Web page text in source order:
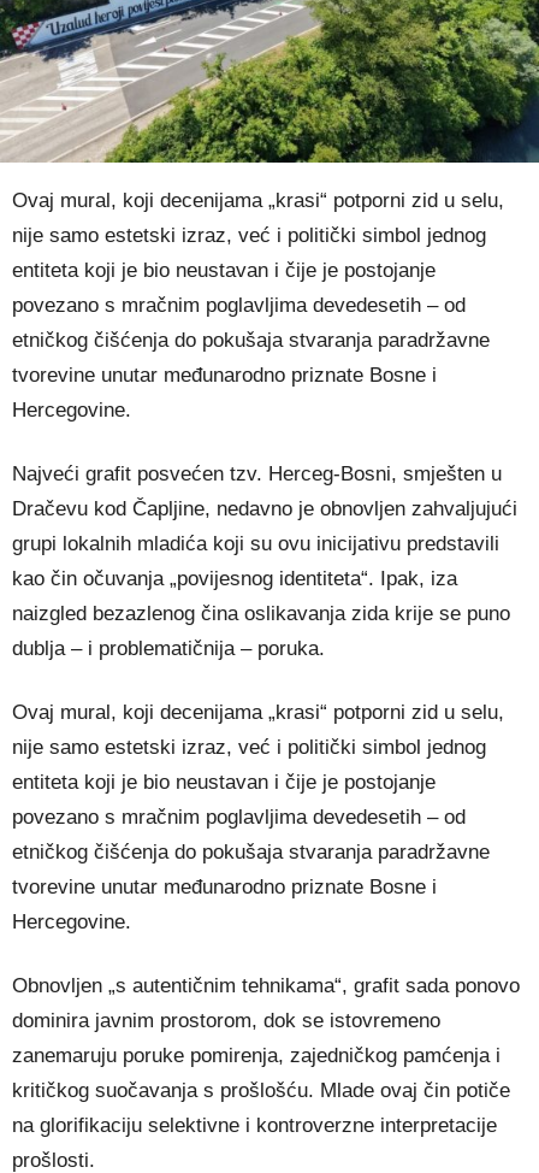
Ovaj mural, koji decenijama „krasi“ potporni zid u selu,
nije samo estetski izraz, već i politički simbol jednog
entiteta koji je bio neustavan i čije je postojanje
povezano s mračnim poglavljima devedesetih – od
etničkog čišćenja do pokušaja stvaranja paradržavne
tvorevine unutar međunarodno priznate Bosne i
Hercegovine.
Najveći grafit posvećen tzv. Herceg-Bosni, smješten u
Dračevu kod Čapljine, nedavno je obnovljen zahvaljujući
grupi lokalnih mladića koji su ovu inicijativu predstavili
kao čin očuvanja „povijesnog identiteta“. Ipak, iza
naizgled bezazlenog čina oslikavanja zida krije se puno
dublja – i problematičnija – poruka.
Ovaj mural, koji decenijama „krasi“ potporni zid u selu,
nije samo estetski izraz, već i politički simbol jednog
entiteta koji je bio neustavan i čije je postojanje
povezano s mračnim poglavljima devedesetih – od
etničkog čišćenja do pokušaja stvaranja paradržavne
tvorevine unutar međunarodno priznate Bosne i
Hercegovine.
Obnovljen „s autentičnim tehnikama“, grafit sada ponovo
dominira javnim prostorom, dok se istovremeno
zanemaruju poruke pomirenja, zajedničkog pamćenja i
kritičkog suočavanja s prošlošću. Mlade ovaj čin potiče
na glorifikaciju selektivne i kontroverzne interpretacije
prošlosti.